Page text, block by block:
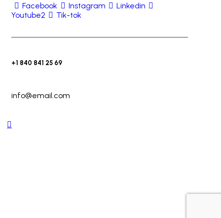
Facebook Instagram
Linkedin
Youtube2
Tik-tok
+1 840 841 25 69
info@email.com